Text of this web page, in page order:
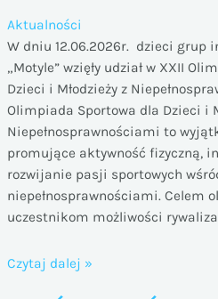
Aktualności
W dniu 12.06.2026r. dzieci grup
„Motyle” wzięły udział w XXII
Dzieci i Młodzieży z
Olimpiada Sportowa dla Dzieci i
Niepełnosprawnościami to
promujące aktywność fizyczną,
rozwijanie pasji sportowych
niepełnosprawnościami. Celem
uczestnikom możliwości
OLIMPIADA
Czytaj dalej »